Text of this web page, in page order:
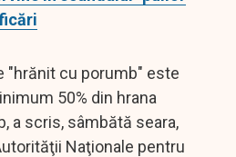
"hrănit cu porumb" este
50% din hrana
a scris, sâmbătă seara,
Naţionale pentru